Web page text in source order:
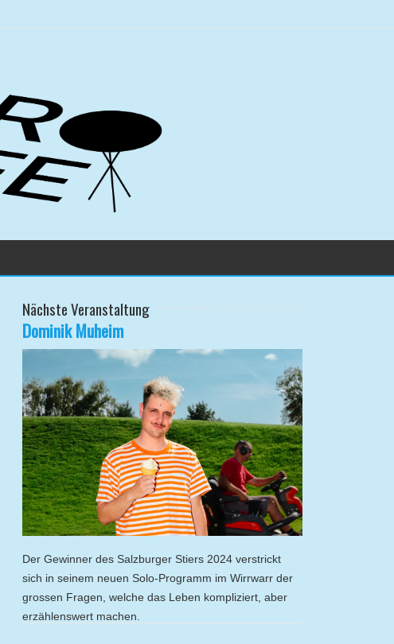
Nächste Veranstaltung
Dominik Muheim
Der Gewinner des Salzburger Stiers 2024 verstrickt
sich in seinem neuen Solo-Programm im Wirrwarr der
grossen Fragen, welche das Leben kompliziert, aber
erzählenswert machen.